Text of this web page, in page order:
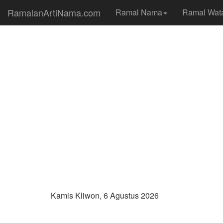
RamalanArtiNama.com Ramal Nama Ramal
Kamis Kliwon, 6 Agustus 2026